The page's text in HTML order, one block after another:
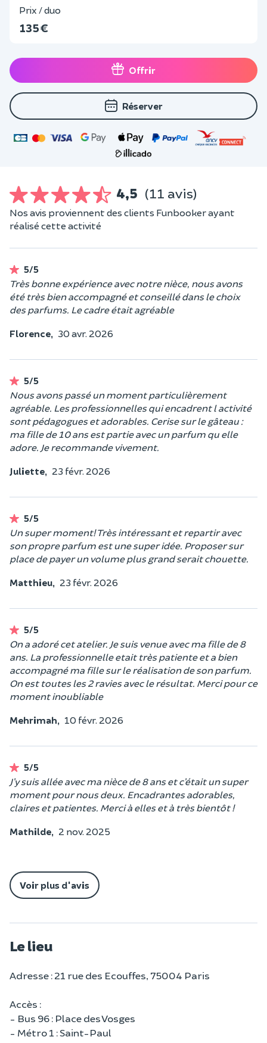
Prix / duo
135 €
Offrir
Réserver
4,5 (11 avis)
Nos avis proviennent des clients Funbooker ayant
réalisé cette activité
5/5
Très bonne expérience avec notre nièce, nous avons
été très bien accompagné et conseillé dans le choix
des parfums. Le cadre était agréable
Florence, 30 avr. 2026
5/5
Nous avons passé un moment particulièrement
agréable. Les professionnelles qui encadrent l activité
sont pédagogues et adorables. Cerise sur le gâteau :
ma fille de 10 ans est partie avec un parfum qu elle
adore. Je recommande vivement.
Juliette, 23 févr. 2026
5/5
Un super moment! Très intéressant et repartir avec
son propre parfum est une super idée. Proposer sur
place de payer un volume plus grand serait chouette.
Matthieu, 23 févr. 2026
5/5
On a adoré cet atelier. Je suis venue avec ma fille de 8
ans. La professionnelle etait très patiente et a bien
accompagné ma fille sur le réalisation de son parfum.
On est toutes les 2 ravies avec le résultat. Merci pour ce
moment inoubliable
Mehrimah, 10 févr. 2026
5/5
J’y suis allée avec ma nièce de 8 ans et c’était un super
moment pour nous deux. Encadrantes adorables,
claires et patientes. Merci à elles et à très bientôt !
Mathilde, 2 nov. 2025
Voir plus d'avis
Le lieu
Adresse : 21 rue des Ecouffes, 75004 Paris
Accès :
- Bus 96 : Place des Vosges
- Métro 1 : Saint-Paul